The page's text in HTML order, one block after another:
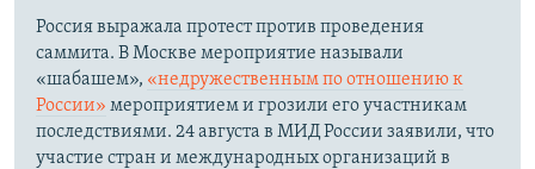
Россия выражала протест против проведения
саммита. В Москве мероприятие называли
«шабашем», «недружественным по отношению к
России» мероприятием и грозили его участникам
последствиями. 24 августа в МИД России заявили, что
участие стран и международных организаций в